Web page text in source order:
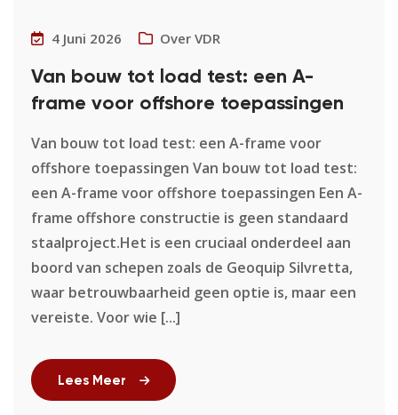
4 Juni 2026 Over VDR
Van bouw tot load test: een A-
frame voor offshore toepassingen
Van bouw tot load test: een A-frame voor
offshore toepassingen Van bouw tot load test:
een A-frame voor offshore toepassingen Een A-
frame offshore constructie is geen standaard
staalproject.Het is een cruciaal onderdeel aan
boord van schepen zoals de Geoquip Silvretta,
waar betrouwbaarheid geen optie is, maar een
vereiste. Voor wie [...]
Lees Meer